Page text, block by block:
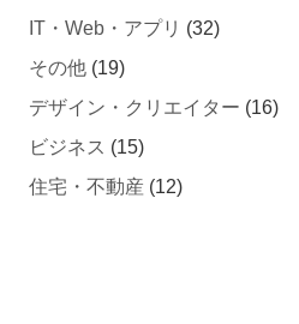
IT・Web・アプリ (32)
その他 (19)
デザイン・クリエイター (16)
ビジネス (15)
住宅・不動産 (12)